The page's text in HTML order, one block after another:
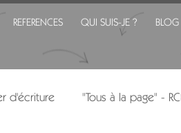
REFERENCES QUI SUIS-JE ? BLOG
d'écriture "Tous à la page" -